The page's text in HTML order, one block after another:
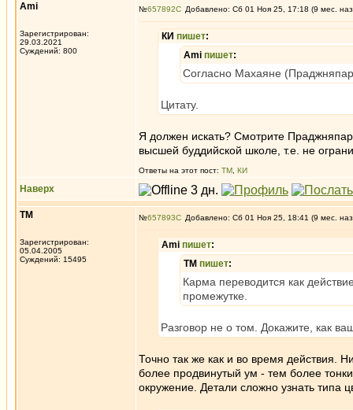
Ami
Зарегистрирован:
29.03.2021
Суждений: 800
№657892 Добавлено: Сб 01 Ноя 25, 17:18 (9 мес.
КИ пишет:
Ami пишет:
Согласно Махаяне
Цитату.
Я должен искать? Смотрите
высшей буддийской школе, т.е. не
Ответы на этот пост: ТМ КИ
Наверх
ТМ
Зарегистрирован:
05.04.2005
Суждений: 15495
№657893 Добавлено: Сб 01 Ноя 25, 18:41 (9 мес.
Ami пишет:
ТМ пишет:
Карма переводится как
промежутке.
Разговор не о том. Докажите, как
Точно так же как и во время действия.
более продвинутый ум - тем более
окружение. Детали сложно узнать типа